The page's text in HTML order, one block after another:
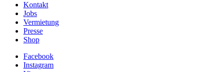
Kontakt
Jobs
Vermietung
Presse
Shop
Facebook
Instagram